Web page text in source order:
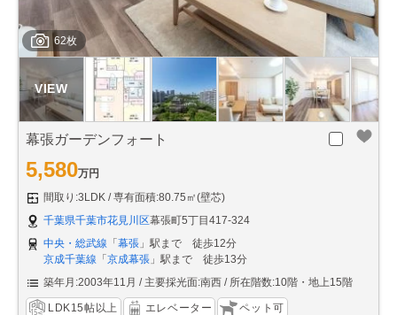
62枚
幕張ガーデンフォート
5,580万円
間取り:3LDK
専有面積:80.75㎡(壁芯)
千葉県千葉市花見川区幕張町5丁目417-324
中央・総武線 「幕張 」駅まで 徒歩12分
京成千葉線 「京成幕張 」駅まで 徒歩13分
築年月:2003年11月
主要採光面:南西 所在階数:10階・地上15階
LDK15帖以上 エレベーター
ペット可